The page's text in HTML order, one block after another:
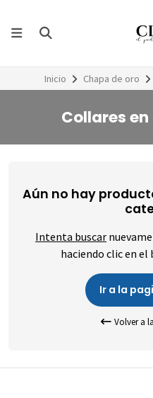
Inicio Chapa de oro
Collares
Aún no hay
Intenta buscar
haciendo clic en
Ir a la
Volver a